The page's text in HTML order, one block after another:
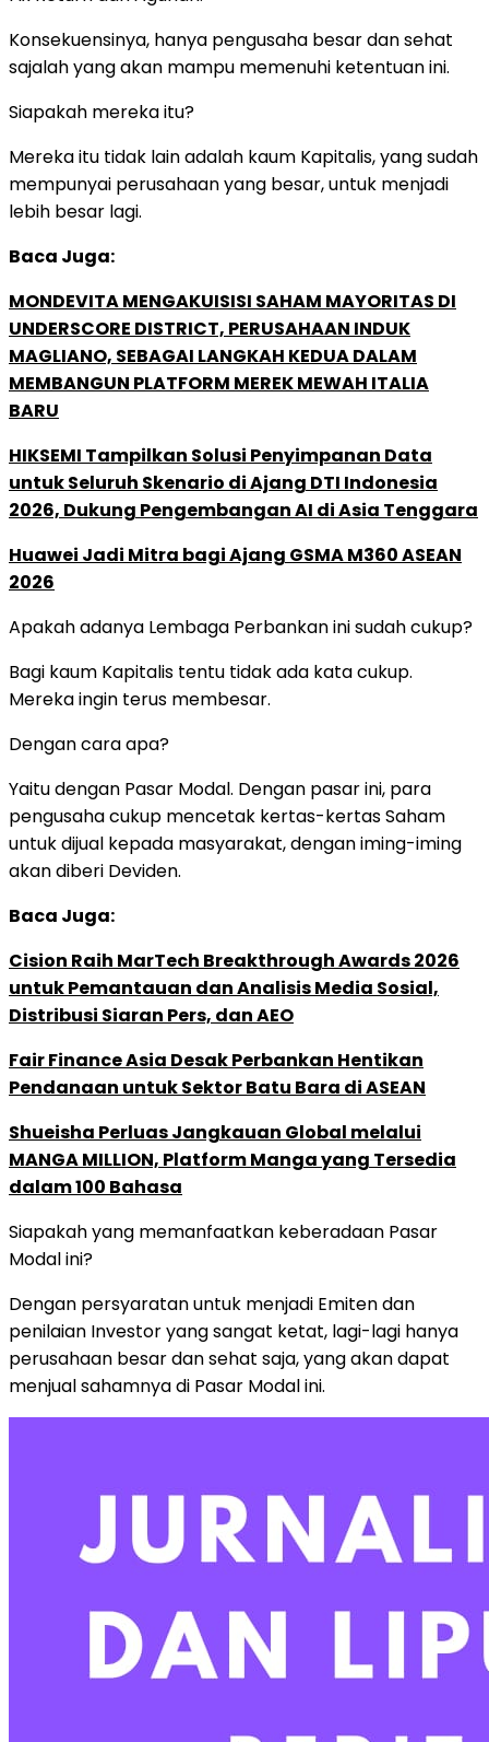
Konsekuensinya, hanya pengusaha besar dan sehat
sajalah yang akan mampu memenuhi ketentuan ini.
Siapakah mereka itu?
Mereka itu tidak lain adalah kaum Kapitalis, yang sudah
mempunyai perusahaan yang besar, untuk menjadi
lebih besar lagi.
Baca Juga:
MONDEVITA MENGAKUISISI SAHAM MAYORITAS DI
UNDERSCORE DISTRICT, PERUSAHAAN INDUK
MAGLIANO, SEBAGAI LANGKAH KEDUA DALAM
MEMBANGUN PLATFORM MEREK MEWAH ITALIA
BARU
HIKSEMI Tampilkan Solusi Penyimpanan Data
untuk Seluruh Skenario di Ajang DTI Indonesia
2026, Dukung Pengembangan AI di Asia Tenggara
Huawei Jadi Mitra bagi Ajang GSMA M360 ASEAN
2026
Apakah adanya Lembaga Perbankan ini sudah cukup?
Bagi kaum Kapitalis tentu tidak ada kata cukup.
Mereka ingin terus membesar.
Dengan cara apa?
Yaitu dengan Pasar Modal. Dengan pasar ini, para
pengusaha cukup mencetak kertas-kertas Saham
untuk dijual kepada masyarakat, dengan iming-iming
akan diberi Deviden.
Baca Juga:
Cision Raih MarTech Breakthrough Awards 2026
untuk Pemantauan dan Analisis Media Sosial,
Distribusi Siaran Pers, dan AEO
Fair Finance Asia Desak Perbankan Hentikan
Pendanaan untuk Sektor Batu Bara di ASEAN
Shueisha Perluas Jangkauan Global melalui
MANGA MILLION, Platform Manga yang Tersedia
dalam 100 Bahasa
Siapakah yang memanfaatkan keberadaan Pasar
Modal ini?
Dengan persyaratan untuk menjadi Emiten dan
penilaian Investor yang sangat ketat, lagi-lagi hanya
perusahaan besar dan sehat saja, yang akan dapat
menjual sahamnya di Pasar Modal ini.